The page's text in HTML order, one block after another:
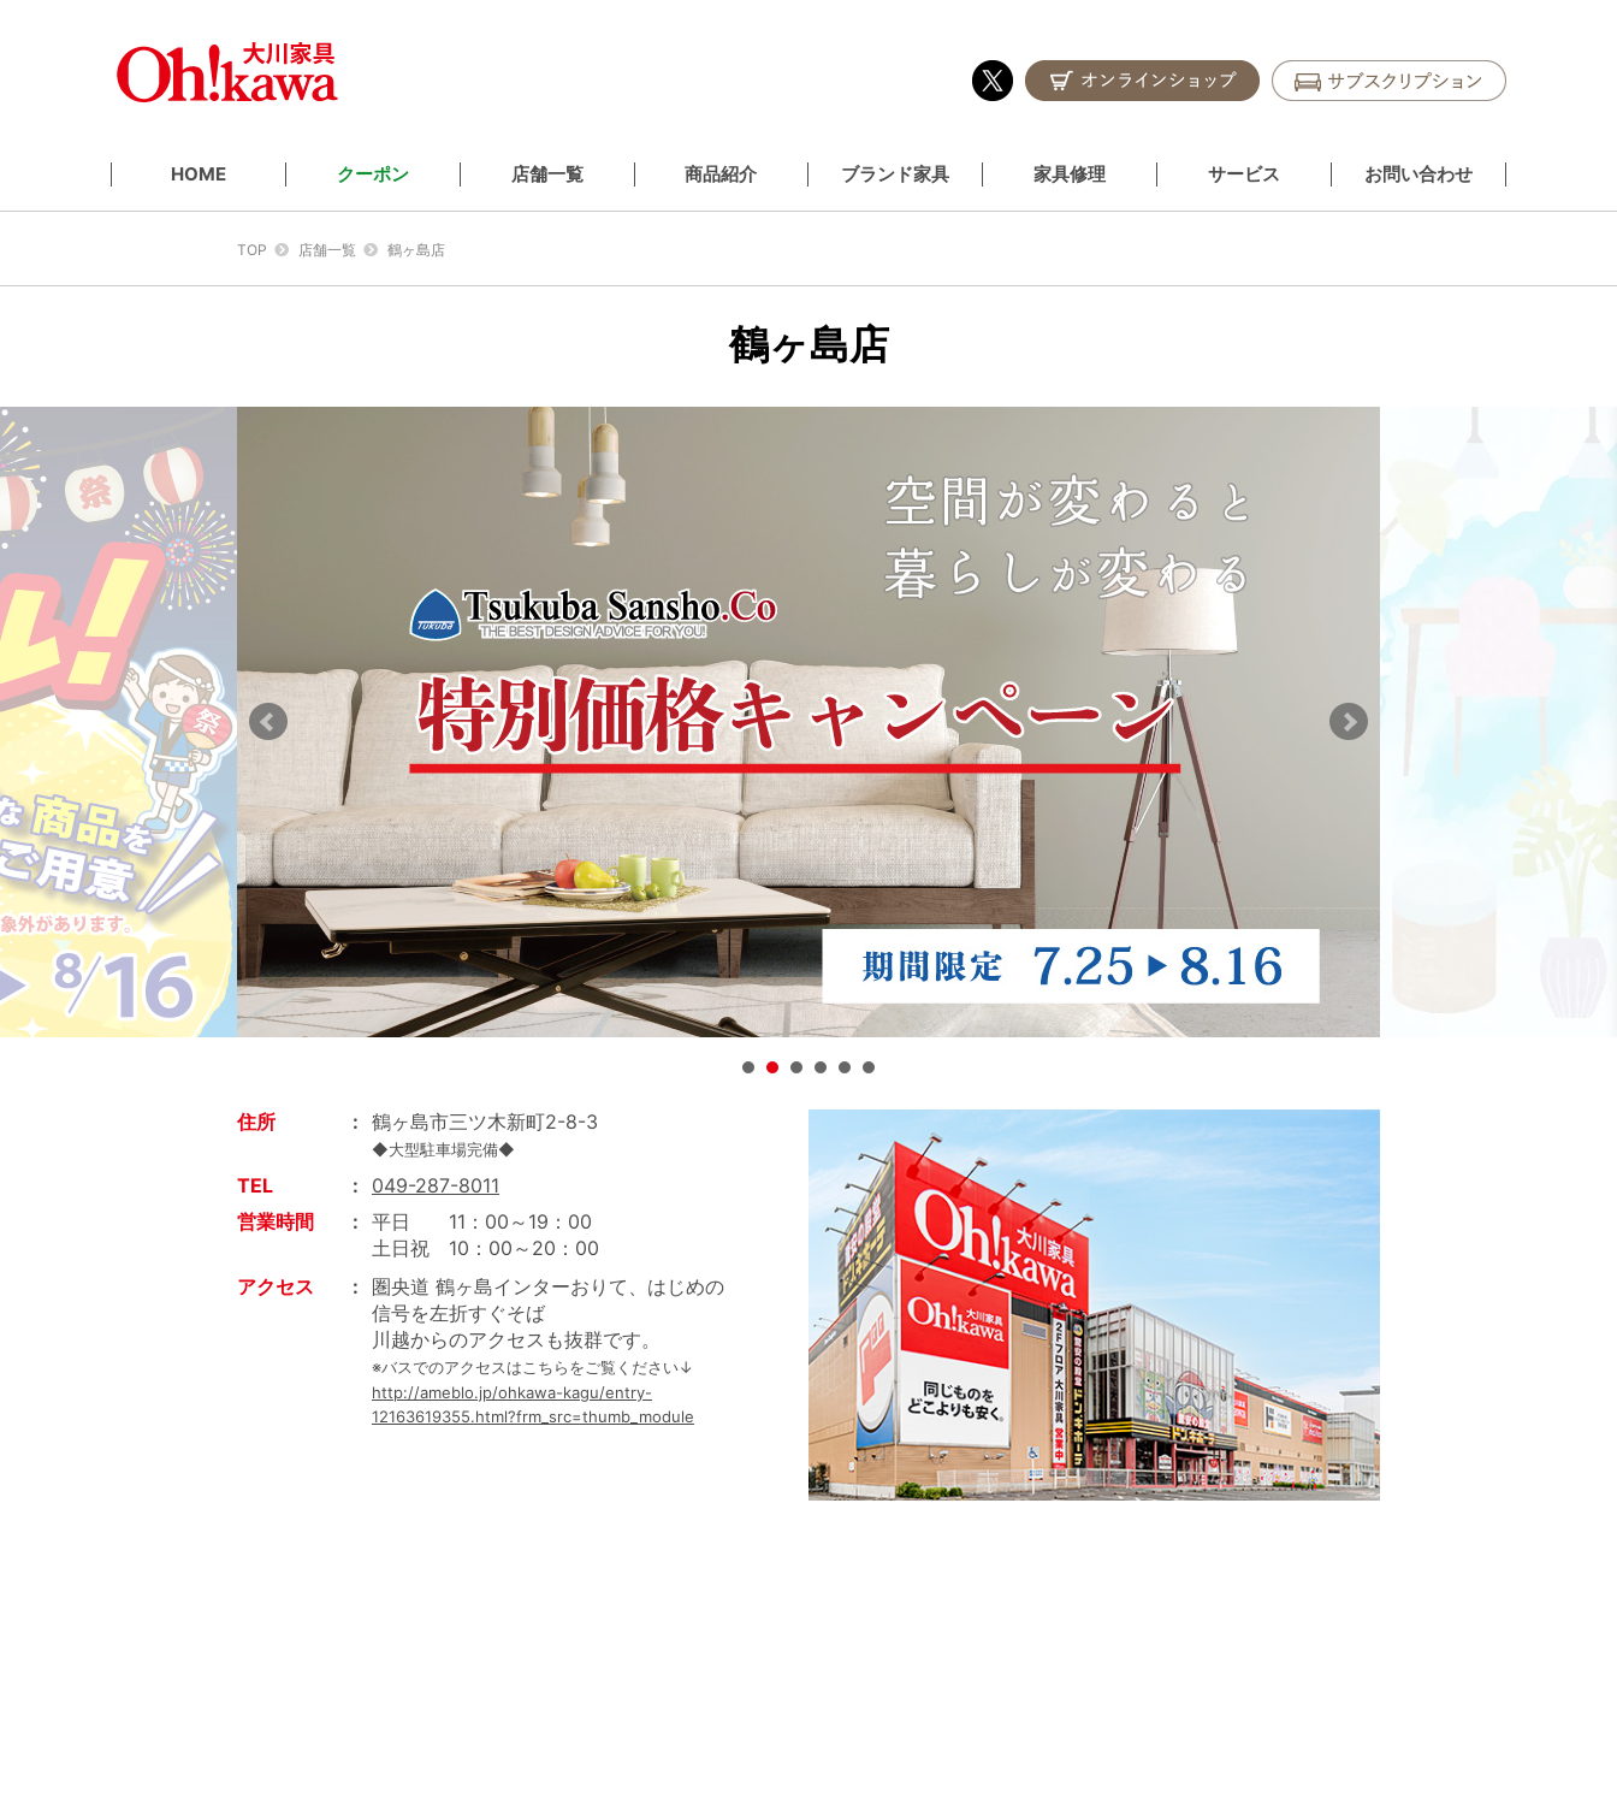
HOME クーポン 店舗一覧 商品紹介 ブランド家具 家具修理 サービス お問い合わせ
TOP 店舗一覧 鶴ヶ島店
鶴ヶ島店
住所 鶴ヶ島市三ツ木新町2-8-3
◆大型駐車場完備◆
TEL
049-287-8011
営業時間
平日 11：00～19：00
土日祝 10：00～20：00
アクセス
圏央道 鶴ヶ島インターおりて、はじめの
信号を左折すぐそば
川越からのアクセスも抜群です。
※バスでのアクセスはこちらをご覧ください↓
http://ameblo.jp/ohkawa-kagu/entry-
12163619355.html?frm_src=thumb_module